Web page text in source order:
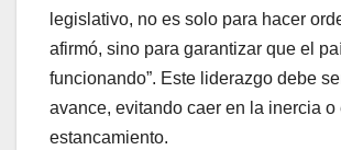
legislativo, no es solo para hacer
afirmó, sino para garantizar que el
funcionando”. Este liderazgo debe
avance, evitando caer en la inercia o
estancamiento.